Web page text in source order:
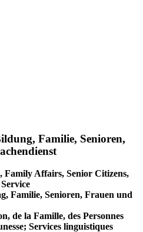
Familie, Senioren,
Affairs, Senior Citizens,
Familie, Senioren, Frauen und
de la Famille, des Personnes
Services linguistiques